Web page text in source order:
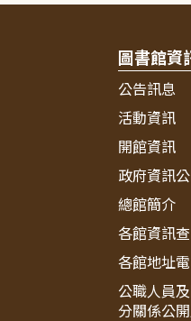
圖書館資
公告訊息
活動資訊
開館資訊
政府資訊
總館簡介
各館資訊
各館地址
公職人員
分關係公